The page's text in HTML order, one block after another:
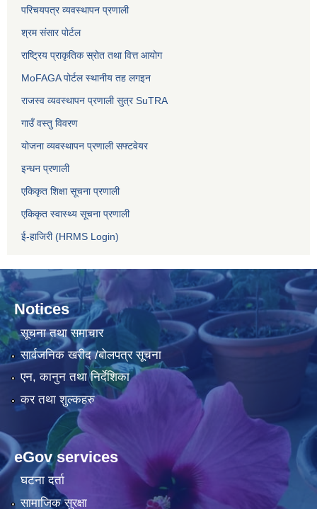
परिचयपत्र व्यवस्थापन प्रणाली
श्रम संसार पोर्टल
राष्ट्रिय प्राकृतिक स्रोत तथा वित्त आयोग
MoFAGA पोर्टल स्थानीय तह लगइन
राजस्व व्यवस्थापन प्रणाली सुत्र SuTRA
गाउँ वस्तु विवरण
योजना व्यवस्थापन प्रणाली सफ्टवेयर
इन्धन प्रणाली
एकिकृत शिक्षा सूचना प्रणाली
एकिकृत स्वास्थ्य सूचना प्रणाली
ई-हाजिरी (HRMS Login)
Notices
सूचना तथा समाचार
सार्वजनिक खरीद /बोलपत्र सूचना
एन, कानुन तथा निर्देशिका
कर तथा शुल्कहरु
eGov services
घटना दर्ता
सामाजिक सुरक्षा